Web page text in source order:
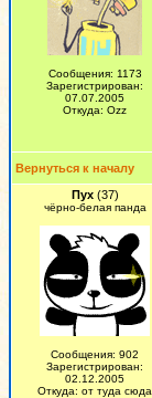
Сообщения: 1173
Зарегистрирован:
07.07.2005
Откуда: Ozz
Вернуться к началу
Пух(37)
чёрно-белая панда
Сообщения: 902
Зарегистрирован:
02.12.2005
Откуда: от туда сюда